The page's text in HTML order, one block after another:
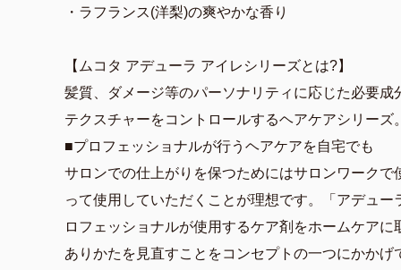
・ラフランス(洋梨)の爽やかな香り
【ムコタ アデューラ アイレシリーズとは?】
髪質、ダメージ等のパーソナリティに応じた必要成
テクスチャーをコントロールするヘアケアシリーズ。
■プロフェッショナルが行うヘアケアを自宅でも
サロンでの仕上がりを保つためにはサロンワークで
って使用していただくことが理想です。「アデュ
ロフェッショナルが使用するケア剤をホームケア
ありかたを見直すことをコンセプトの一つにかかげ